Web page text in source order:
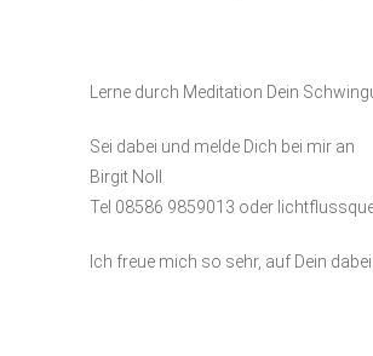
Lerne durch Meditation Dein
Sei dabei und melde Dich bei mir an
Birgit Noll
Tel 08586 9859013 oder
Ich freue mich so sehr, auf Dein dabei